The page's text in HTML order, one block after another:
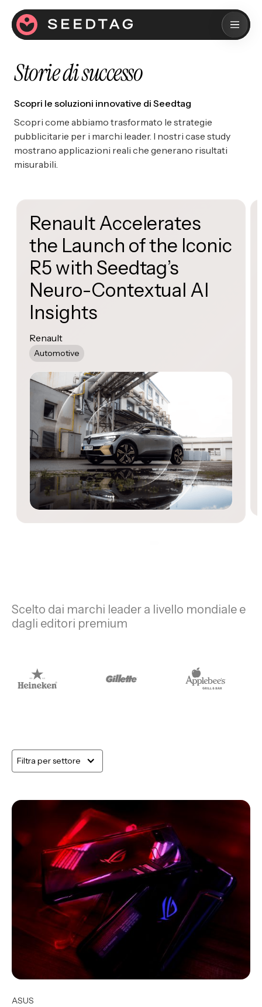
Storie di successo
Scopri le soluzioni innovative di Seedtag
Scopri come abbiamo trasformato le strategie
pubblicitarie per i marchi leader. I nostri case study
mostrano applicazioni reali che generano risultati
misurabili.
Renault Accelerates
the Launch of the Iconic
R5 with Seedtag’s
Neuro-Contextual AI
Insights
Renault
Automotive
Scelto dai marchi leader a livello mondiale e
dagli editori premium
Filtra per settore
ASUS